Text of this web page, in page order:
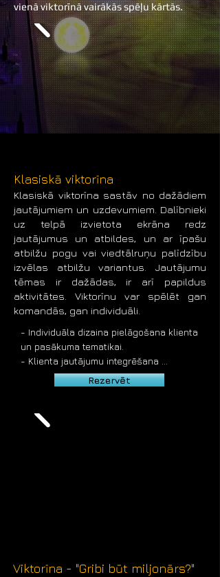
vienā viktorīnā vairākās spēļu kārtās.
Klasiskā viktorīna
Klasiskā viktorīna sastāv no dažādiem
jautājumiem un uzdevumiem. Dalībnieki
uz telpā izvietota ekrāna redz
jautājumus un atbildes, un ar īpašu
atbilžu pogu vai viedtālruņu palīdzību
izvēlas atbilžu variantus. Jautājumu
tēmas ir dažādas, ir arī papildus
aktivitātes. Viktorīnu var spēlēt gan
komandās, gan individuāli.​
- Individuāla dizaina pielāgošana klienta
un pasākuma tematikai.
- Klienta jautājumu integrēšana
viktorīnā.
- Iespējama individuālu viktorīnas
- Jautājumos tiek izmantoti arī video,
- Iespējama bilingvāla jautājumu
Rezervēt
Viktorīna - "Gribi būt miljonārs?"